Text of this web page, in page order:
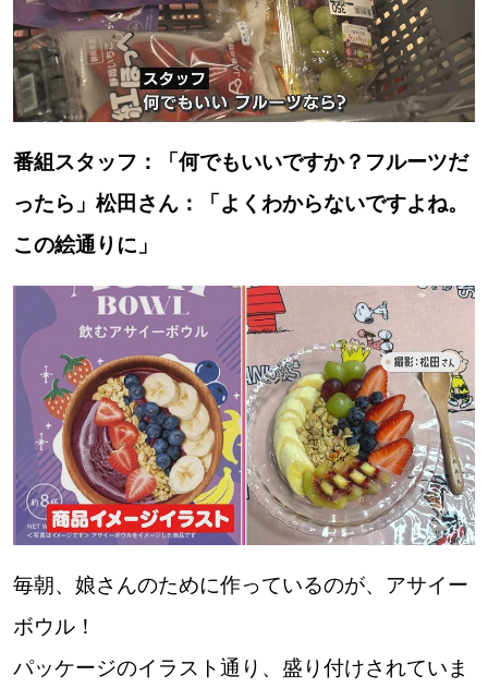
プライバシーポリシー
番組スタッフ：「何でもいいですか？フルーツだ
ったら」松田さん：「よくわからないですよね。
この絵通りに」
毎朝、娘さんのために作っているのが、アサイー
ボウル！
パッケージのイラスト通り、盛り付けされていま